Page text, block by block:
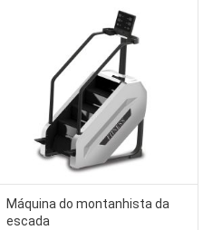
Máquina do montanhista da
escada